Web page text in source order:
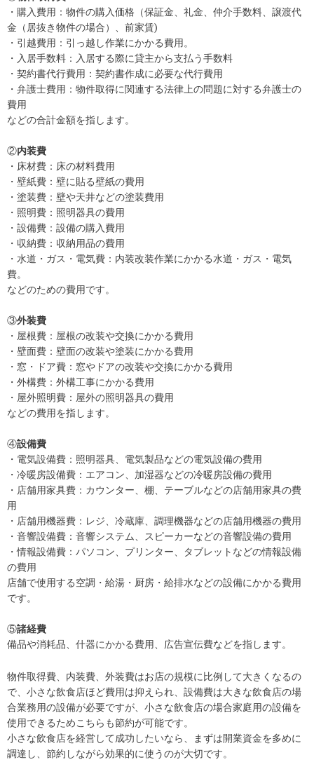
・購入費用：物件の購入価格（保証金、礼金、仲介手数料、譲渡代
金（居抜き物件の場合）、前家賃)
・引越費用：引っ越し作業にかかる費用。
・入居手数料：入居する際に貸主から支払う手数料
・契約書代行費用：契約書作成に必要な代行費用
・弁護士費用：物件取得に関連する法律上の問題に対する弁護士の
費用
などの合計金額を指します。
②内装費
・床材費：床の材料費用
・壁紙費：壁に貼る壁紙の費用
・塗装費：壁や天井などの塗装費用
・照明費：照明器具の費用
・設備費：設備の購入費用
・収納費：収納用品の費用
・水道・ガス・電気費：内装改装作業にかかる水道・ガス・電気
費。
などのための費用です。
③外装費
・屋根費：屋根の改装や交換にかかる費用
・壁面費：壁面の改装や塗装にかかる費用
・窓・ドア費：窓やドアの改装や交換にかかる費用
・外構費：外構工事にかかる費用
・屋外照明費：屋外の照明器具の費用
などの費用を指します。
④設備費
・電気設備費：照明器具、電気製品などの電気設備の費用
・冷暖房設備費：エアコン、加湿器などの冷暖房設備の費用
・店舗用家具費：カウンター、棚、テーブルなどの店舗用家具の費
用
・店舗用機器費：レジ、冷蔵庫、調理機器などの店舗用機器の費用
・音響設備費：音響システム、スピーカーなどの音響設備の費用
・情報設備費：パソコン、プリンター、タブレットなどの情報設備
の費用
店舗で使用する空調・給湯・厨房・給排水などの設備にかかる費用
です。
⑤諸経費
備品や消耗品、什器にかかる費用、広告宣伝費などを指します。
物件取得費、内装費、外装費はお店の規模に比例して大きくなるの
で、小さな飲食店ほど費用は抑えられ、設備費は大きな飲食店の場
合業務用の設備が必要ですが、小さな飲食店の場合家庭用の設備を
使用できるためこちらも節約が可能です。
小さな飲食店を経営して成功したいなら、まずは開業資金を多めに
調達し、節約しながら効果的に使うのが大切です。